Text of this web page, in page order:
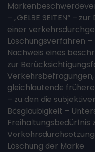
– „GELBE SEITEN“ –
einer
Löschungsverfahren
Nachweis eines
zur
gleichlautende
– zu den die
Bösgläubigkeit –
Freihaltungsbedürfnis
Löschung der Marke